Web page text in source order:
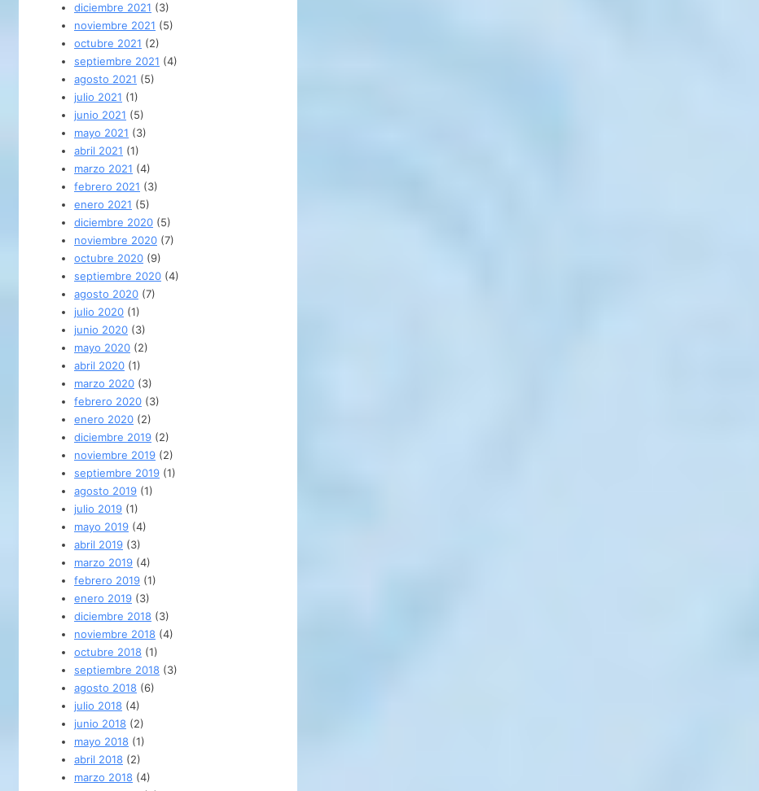
diciembre 2021 (3)
noviembre 2021 (5)
octubre 2021 (2)
septiembre 2021 (4)
agosto 2021 (5)
julio 2021 (1)
junio 2021 (5)
mayo 2021 (3)
abril 2021 (1)
marzo 2021 (4)
febrero 2021 (3)
enero 2021 (5)
diciembre 2020 (5)
noviembre 2020 (7)
octubre 2020 (9)
septiembre 2020 (4)
agosto 2020 (7)
julio 2020 (1)
junio 2020 (3)
mayo 2020 (2)
abril 2020 (1)
marzo 2020 (3)
febrero 2020 (3)
enero 2020 (2)
diciembre 2019 (2)
noviembre 2019 (2)
septiembre 2019 (1)
agosto 2019 (1)
julio 2019 (1)
mayo 2019 (4)
abril 2019 (3)
marzo 2019 (4)
febrero 2019 (1)
enero 2019 (3)
diciembre 2018 (3)
noviembre 2018 (4)
octubre 2018 (1)
septiembre 2018 (3)
agosto 2018 (6)
julio 2018 (4)
junio 2018 (2)
mayo 2018 (1)
abril 2018 (2)
marzo 2018 (4)